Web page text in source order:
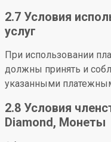
2.7 Условия
услуг
При использовании
должны принять и
указанными
2.8 Условия
Diamond, Монеты